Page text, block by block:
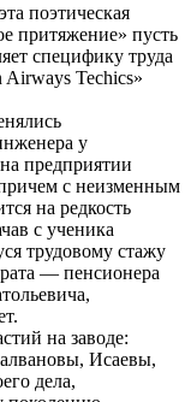
поэтическая
притяжение» пусть
специфику труда
Airways Techics»
у
предприятии
с неизменным
на редкость
с ученика
трудовому стажу
— пенсионера
на заводе:
Исаевы,
дела,